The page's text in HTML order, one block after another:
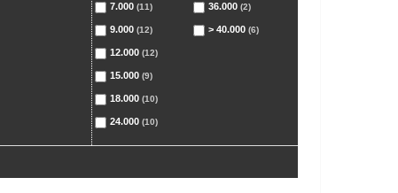
7.000 (11)
9.000 (12)
12.000 (12)
15.000 (9)
18.000 (10)
24.000 (10)
36.000 (2)
> 40.000 (6)